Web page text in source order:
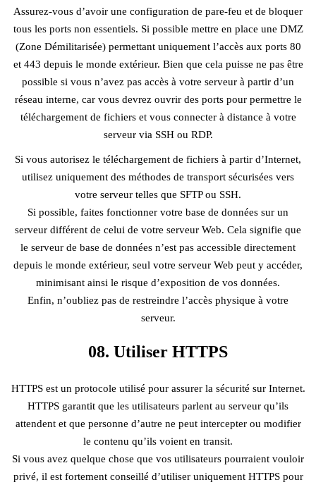
Assurez-vous d’avoir une configuration de pare-feu et de bloquer
tous les ports non essentiels. Si possible mettre en place une DMZ
(Zone Démilitarisée) permettant uniquement l’accès aux ports 80
et 443 depuis le monde extérieur. Bien que cela puisse ne pas être
possible si vous n’avez pas accès à votre serveur à partir d’un
réseau interne, car vous devrez ouvrir des ports pour permettre le
téléchargement de fichiers et vous connecter à distance à votre
serveur via SSH ou RDP.
Si vous autorisez le téléchargement de fichiers à partir d’Internet,
utilisez uniquement des méthodes de transport sécurisées vers
votre serveur telles que SFTP ou SSH.
Si possible, faites fonctionner votre base de données sur un
serveur différent de celui de votre serveur Web. Cela signifie que
le serveur de base de données n’est pas accessible directement
depuis le monde extérieur, seul votre serveur Web peut y accéder,
minimisant ainsi le risque d’exposition de vos données.
Enfin, n’oubliez pas de restreindre l’accès physique à votre
serveur.
08. Utiliser HTTPS
HTTPS est un protocole utilisé pour assurer la sécurité sur Internet.
HTTPS garantit que les utilisateurs parlent au serveur qu’ils
attendent et que personne d’autre ne peut intercepter ou modifier
le contenu qu’ils voient en transit.
Si vous avez quelque chose que vos utilisateurs pourraient vouloir
privé, il est fortement conseillé d’utiliser uniquement HTTPS pour